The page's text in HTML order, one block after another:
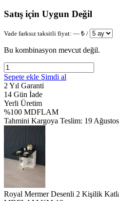
Satış için Uygun Değil
Vade farksız taksitli fiyat: — ₺ /
Bu kombinasyon mevcut değil.
Sepete ekle Şimdi al
2 Yıl Garanti
14 Gün İade
Yerli Üretim
%100 MDFLAM
Tahmini Kargoya Teslim: 19
Royal Mermer Desenli 2 Kişilik